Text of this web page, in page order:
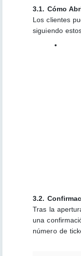
3.1. Cómo
Los clientes
siguiendo
3.2.
Tras la
una
número de